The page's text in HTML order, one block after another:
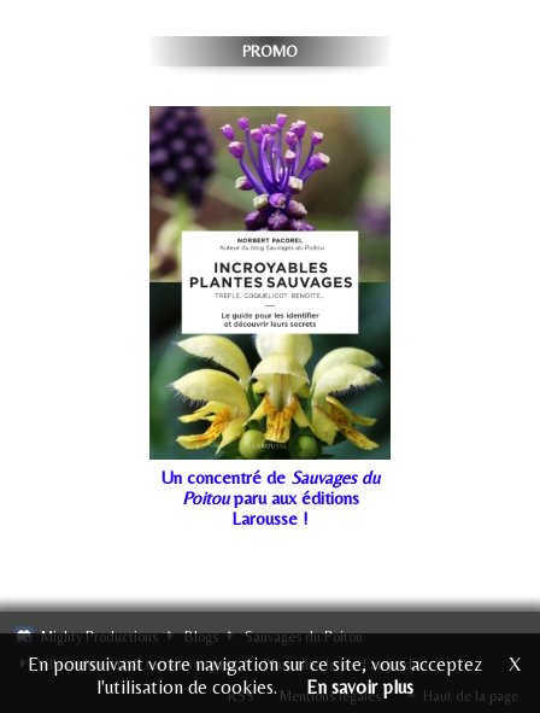
PROMO
Un concentré de Sauvages du
Poitouparu aux éditions
Larousse !
Mighty Productions Blogs
Sauvages du Poitou
Villes, chemins & terrains vagues
Plantains: le pied au jardin!
RSS
Mentions légales Haut de la page
En poursuivant votre navigation sur ce site, vous acceptez
l'utilisation de cookies.
En savoir plus
X